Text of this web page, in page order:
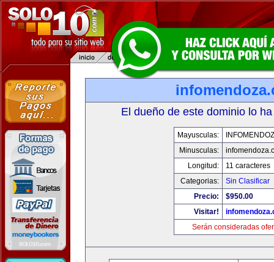
El dueño de este dominio lo
Mayusculas:
Minusculas:
Longitud:
11 caracteres
Categorias:
Sin Clasificar
Precio:
$950.00
Visitar!
Serán consideradas